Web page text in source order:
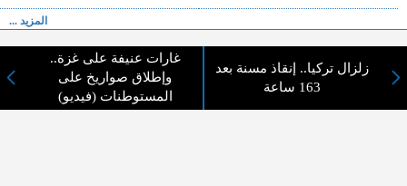
المزيد ...
اختيارات القراء
زلزال تركيا.. إنقاذ مسنة بعد
163 ساعة
غارات عنيفة على غزة..
وإطلاق صواريخ على
المستوطنات (فيديو)